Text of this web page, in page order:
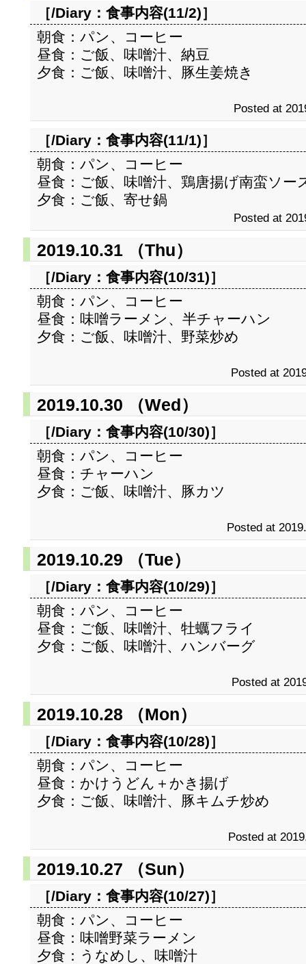
［/Diary： 食事内容(11/2)］
朝食：パン、コーヒー
昼食：ご飯、味噌汁、納豆
夕食：ご飯、味噌汁、豚生姜焼き
Posted at
［/Diary： 食事内容(11/1)］
朝食：パン、コーヒー
昼食：ご飯、味噌汁、鶏唐揚げ南蛮ソー
夕食：ご飯、寄せ鍋
Posted at
2019.10.31 （Thu）
［/Diary： 食事内容(10/31)］
朝食：パン、コーヒー
昼食：味噌ラーメン、半チャーハン
夕食：ご飯、味噌汁、野菜炒め
Posted at
2019.10.30 （Wed）
［/Diary： 食事内容(10/30)］
朝食：パン、コーヒー
昼食：チャーハン
夕食：ご飯、味噌汁、豚カツ
Posted at
2019.10.29 （Tue）
［/Diary： 食事内容(10/29)］
朝食：パン、コーヒー
昼食：ご飯、味噌汁、牡蠣フライ
夕食：ご飯、味噌汁、ハンバーグ
Posted at
2019.10.28 （Mon）
［/Diary： 食事内容(10/28)］
朝食：パン、コーヒー
昼食：かけうどん＋かき揚げ
夕食：ご飯、味噌汁、豚キムチ炒め
Posted at
2019.10.27 （Sun）
［/Diary： 食事内容(10/27)］
朝食：パン、コーヒー
昼食：味噌野菜ラーメン
夕食：うなめし、味噌汁